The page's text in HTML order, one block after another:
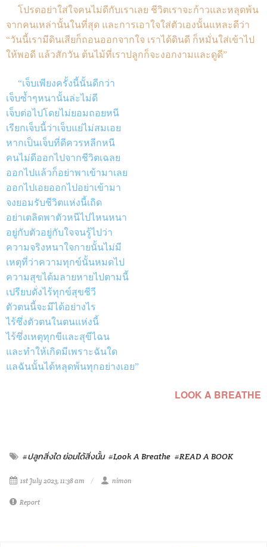
โปรดอย่าใส่ใจคนไม่ดีกับเราเลย ชีวิตเราจะก้าวและหลุดพ้น
จากคนเหล่านั้นในที่สุด และการเอาใจใส่ตัวเองนั้นแหละดีว่า
“วันนี้เรามีดินเสียก็ถอนออกจากใจ เราได้ดินดี ก็หมั่นใส่เข้าไป
ให้พอดี แล้วสักวัน ต้นไม้ที่เราปลูกก็จะงอกงามและดูดี”
“เจ็บเพียงครั้งนี้นั้นดีกว่า
เจ็บซ้ำๆหนานั้นล่ะไม่ดี
เจ็บต่อไปโดยไม่ยอมถอยหนี
เรียกเจ็บนี้ว่าเจ็บแย่ไม่สมเอย
หากเป็นเจ็บที่ดีควรหลีกหนี
คนไม่ดีออกไปจากชีวิตเฉลย
ออกไปแล้วก็อย่าพาเข้ามาเลย
ออกไปเอยออกไปอย่าเข้ามา
จงยอมรับชีวิตแห่งนี้เถิด
อย่าเตลิดพาตัวหนีไปไหนหนา
อยู่กับตัวอยู่กับใจจนรู้ไปว่า
ความจริงหนาใจกายนั้นไม่มี
เหตุที่ว่าความทุกข์นั้นหมดไป
ความสุขได้มลายหายไปตามนี้
เปรียบดั่งไร้ทุกข์สุขชีวี
ตัวตนนี้จะมีได้อย่างไร
ไร้ซึ่งตัวตนในตนแห่งนี้
ไร้ซึ่งเหตุทุกขีและสุขีไฉน
และทำให้เกิดมีเพราะฉันใด
แลฉันนั้นได้หลุดพ้นทุกอย่างเอย”
LOOK A BREATHE
#ปลูกสิ่งใด ย่อมได้สิ่งนั้น #Look A Breathe #READ A BOOK
1st July 2023, 11:38 am nimon
Report